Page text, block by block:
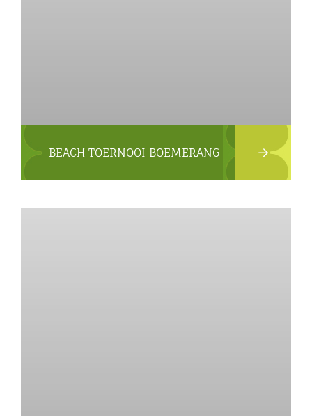
BEACH TOERNOOI BOEMERANG